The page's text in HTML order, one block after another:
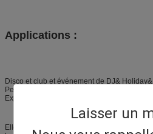
Laisser un
Applications :
Disco et club et événement de DJ& Holiday&
Performance&Club vivant
Exposition d'étape
Elle est très utilisée l'exposition d'étape, au